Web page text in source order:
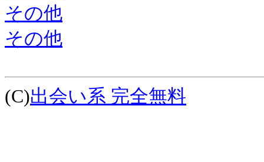
その他
その他
(C)出会い系 完全無料